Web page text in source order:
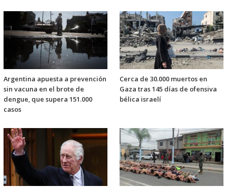
Argentina apuesta a prevención
sin vacuna en el brote de
dengue, que supera 151.000
casos
Cerca de 30.000 muertos en
Gaza tras 145 días de ofensiva
bélica israelí